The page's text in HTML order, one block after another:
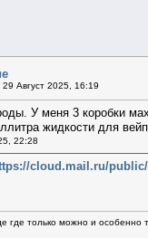
29 Август 2025, 16:19
У меня 3 коробки
жидкости для
22:28
cloud.mail.ru/
где только можно и особенно